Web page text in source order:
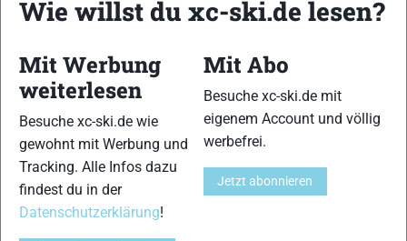
17
Wie willst du xc-ski.de lesen?
Mit Werbung
weiterlesen
Besuche xc-ski.de wie
gewohnt mit Werbung und
Tracking. Alle Infos dazu
findest du in der
Datenschutzerklärung!
Mit Abo
Besuche xc-ski.de mit
eigenem Account und völlig
werbefrei.
Jetzt abonnieren